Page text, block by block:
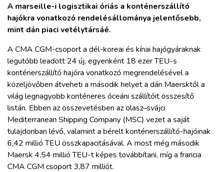
BELÉPÉS
REGISZTRÁCIÓ
A marseille-i logisztikai óriás a konténerszállító
hajókra vonatkozó rendelésállománya jelentősebb,
mint dán piaci vetélytársáé.
A CMA CGM-csoport a dél-koreai és kínai hajógyáraknak
legutóbb leadott 24 új, egyenként 18 ezer TEU-s
konténerszállító hajóra vonatkozó megrendelésével a
közeljövőben átveheti a második helyet a dán Maersktől a
világ legnagyobb konténeres óceáni szállítóit összesítő
listán. Ebben az összevetésben az olasz–svájci
Mediterranean Shipping Company (MSC) vezet a saját
tulajdonban lévő, valamint a bérelt konténerszállító-hajóinak
6,42 millió TEU összkapacitásával. A most még második
Maersk 4,54 millió TEU-t képes továbbítani, míg a francia
CMA CGM csoport 3,87 milliót.